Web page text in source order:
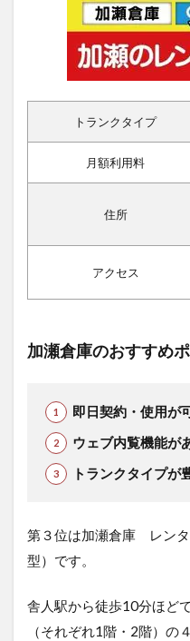
トランクタイプ
月額利用料
住所
アクセス
加瀬倉庫のおすすめ
即日契約・使用が
ウェブ内覧機能が
トランクタイプが
第３位は加瀬倉庫 レン
型）です。
舎人駅から徒歩10分ほど
（それぞれ1階・2階）の